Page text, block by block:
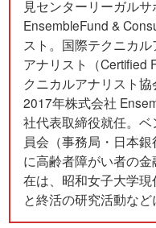
見センターリーガル
EnsembleFund &
スト。国際テクニカ
アナリスト（Certified
クニカルアナリスト協
2017年株式会社
社代表取締役就任。
員会（事務局・日本
に高齢者障がい者の
在は、昭和女子大学
と終活の研究活動など